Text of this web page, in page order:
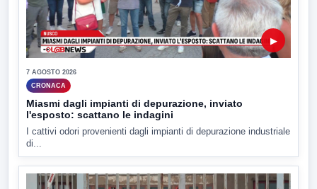
▶
7 AGOSTO 2026
CRONACA
Miasmi dagli impianti di depurazione, inviato
l'esposto: scattano le indagini
I cattivi odori provenienti dagli impianti di depurazione industriale
di...